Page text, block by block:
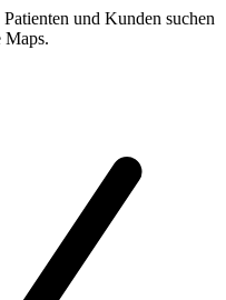
und Kunden suchen
Maps.